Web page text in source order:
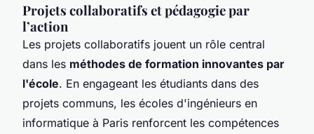
Projets collaboratifs et pédagogie par
l’action
Les projets collaboratifs jouent un rôle central
dans les méthodes de formation innovantes par
l'école. En engageant les étudiants dans des
projets communs, les écoles d'ingénieurs en
informatique à Paris renforcent les compétences